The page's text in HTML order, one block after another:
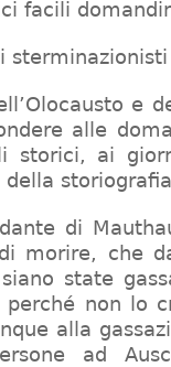
facili
sterminazionisti
e
alle
storici, ai
di
morire, che
state
non lo
alla
ad